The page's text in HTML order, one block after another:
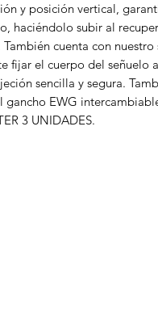
y posición vertical,
haciéndolo subir al
cuenta con
fijar el cuerpo del señuelo
sencilla y segura.
gancho EWG
3 UNIDADES.